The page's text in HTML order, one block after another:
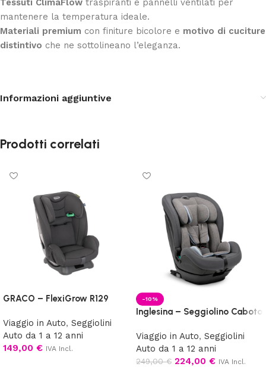
Tessuti ClimaFlow traspiranti e pannelli ventilati per
mantenere la temperatura ideale.
Materiali premium con finiture bicolore e motivo di cuciture
distintivo che ne sottolineano l’eleganza.
Informazioni aggiuntive
Prodotti correlati
GRACO – FlexiGrow R129
Viaggio in Auto, Seggiolini
Auto da 1 a 12 anni
149,00 € IVA Incl.
-10%
Inglesina – Seggiolino Caboto
Viaggio in Auto, Seggiolini
Auto da 1 a 12 anni
249,00€ 224,00 € IVA Incl.